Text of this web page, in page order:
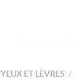
YEUX ET LÈVRES /